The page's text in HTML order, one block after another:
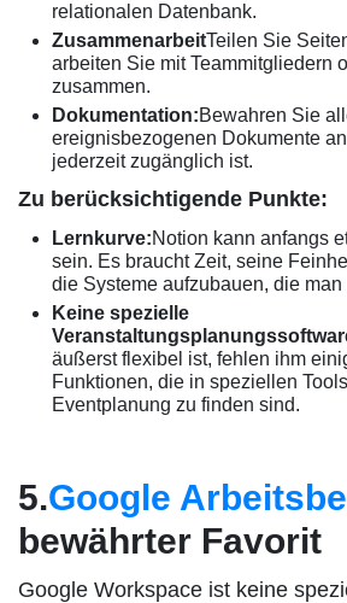
relationalen Datenbank.
ZusammenarbeitTeilen Sie
arbeiten Sie mit Teammitgliedern
zusammen.
Dokumentation:Bewahren Sie
ereignisbezogenen Dokumente
jederzeit zugänglich ist.
Zu berücksichtigende Punkte:
Lernkurve:Notion kann anfangs
sein. Es braucht Zeit, seine
die Systeme aufzubauen, die man
Keine spezielle
äußerst flexibel ist, fehlen ihm
Funktionen, die in speziellen
Eventplanung zu finden sind.
5.Google
bewährter Favorit
Google Workspace ist keine